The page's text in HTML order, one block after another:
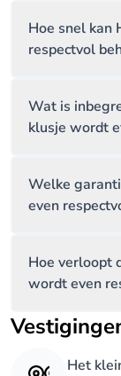
realisaties?
bespreek uw
tevreden
Hoe snel kan
respectvol
Wat is
klusje wordt
Welke
even
Hoe verloopt
wordt even
Het